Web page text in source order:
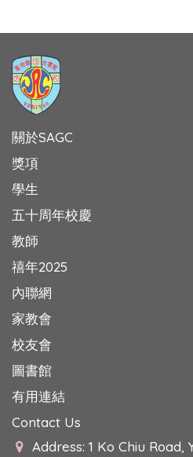
關於SAGC
獎項
學生
五十周年校慶
教師
禧年2025
內聯網
家教會
校友會
圖書館
有用連結
Contact Us
Address: 1 Ko Chiu Road,